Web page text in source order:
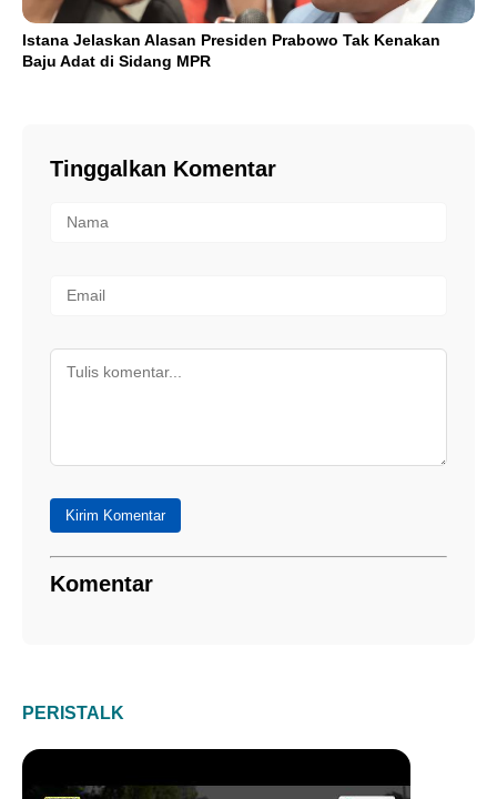
Istana Jelaskan Alasan Presiden Prabowo Tak Kenakan
Baju Adat di Sidang MPR
Tinggalkan Komentar
Kirim Komentar
Komentar
PERISTALK